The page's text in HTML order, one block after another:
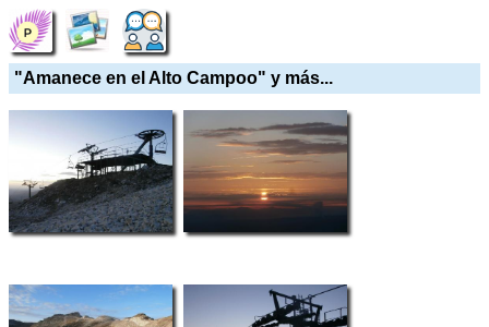
"Amanece en el Alto Campoo" y más...